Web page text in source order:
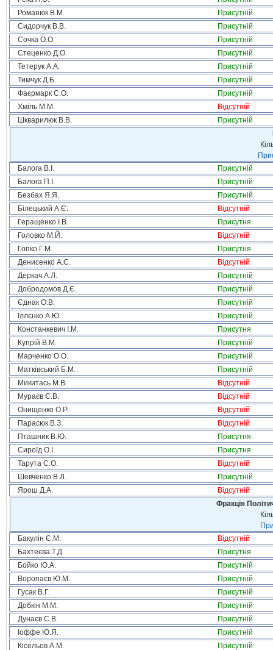
Романюк В.М.
Присутній
Сидорчук В.В.
Присутній
Сочка О.О.
Присутній
Стеценко Д.О.
Присутній
Тетерук А.А.
Присутній
Тимчук Д.Б.
Присутній
Фаєрмарк С.О.
Присутній
Хміль М.М.
Відсутній
Шкварилюк В.В.
Присутній
Балога В.І.
Присутній
Балога П.І.
Присутній
Безбах Я.Я.
Присутній
Білецький А.Є.
Відсутній
Геращенко І.В.
Присутня
Головко М.Й.
Відсутній
Гопко Г.М.
Присутня
Денисенко А.С.
Відсутній
Деркач А.Л.
Присутній
Добродомов Д.Є.
Присутній
Єднак О.В.
Присутній
Іллєнко А.Ю.
Присутній
Констанкевич І.М.
Присутня
Купрій В.М.
Присутній
Марченко О.О.
Присутній
Матківський Б.М.
Присутній
Микитась М.В.
Відсутній
Мураєв Є.В.
Відсутній
Онищенко О.Р.
Відсутній
Парасюк В.З.
Відсутній
Пташник В.Ю.
Присутня
Сироїд О.І.
Присутня
Тарута С.О.
Відсутній
Шевченко В.Л.
Присутній
Ярош Д.А.
Відсутній
Фракція
Бакулін Є.М.
Відсутній
Бахтеєва Т.Д.
Присутня
Бойко Ю.А.
Присутній
Воропаєв Ю.М.
Присутній
Гусак В.Г.
Присутній
Добкін М.М.
Присутній
Дунаєв С.В.
Присутній
Іоффе Ю.Я.
Присутній
Кісельов А.М.
Присутній